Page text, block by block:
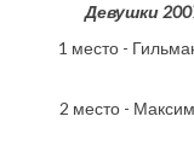
Девушки
1 место -
2 место -